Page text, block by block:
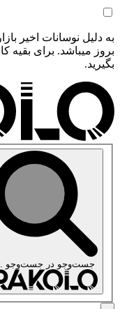
به دلیل نوسانات اخیر
بروز میباشد. برای بقیه
بگیرید.
جست‌وجو در جست‌وجو ...